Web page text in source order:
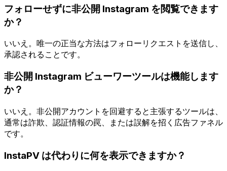
フォローせずに非公開 Instagram を閲覧できます
か？
いいえ。唯一の正当な方法はフォローリクエストを送信し、
承認されることです。
非公開 Instagram ビューワーツールは機能します
か？
いいえ。非公開アカウントを回避すると主張するツールは、
通常は詐欺、認証情報の罠、または誤解を招く広告ファネル
です。
InstaPV は代わりに何を表示できますか？